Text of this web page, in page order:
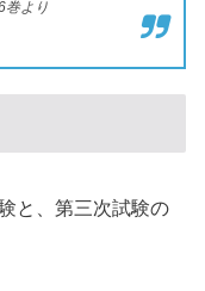
巻より
と、第三次試験の